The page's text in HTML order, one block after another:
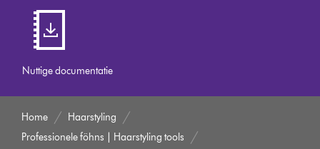
Nuttige documentatie
Home
Haarstyling
Professionele föhns | Haarstyling tools